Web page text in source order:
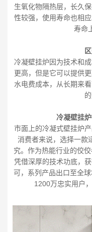
生氧化物隔热层，长久
性较强，使用寿命也相
寿命
冷凝壁挂炉因为技术和
更高，但是它可以提供
水电费成本，从长期来
冷凝壁挂
市面上的冷凝式壁挂炉
消费者来说，选择一款
究。作为热能行业的佼
凭借深厚的技术功底，
可，系列产品出口至全
1200万忠实用户